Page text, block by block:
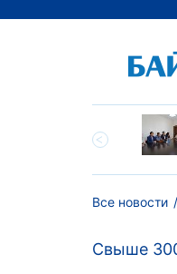
сделать
Все новости
Свыше